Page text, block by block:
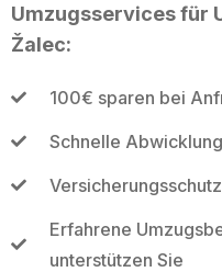
Umzugsservices für
Žalec:
100€ sparen bei
Schnelle
Erfahrene
unterstützen Sie